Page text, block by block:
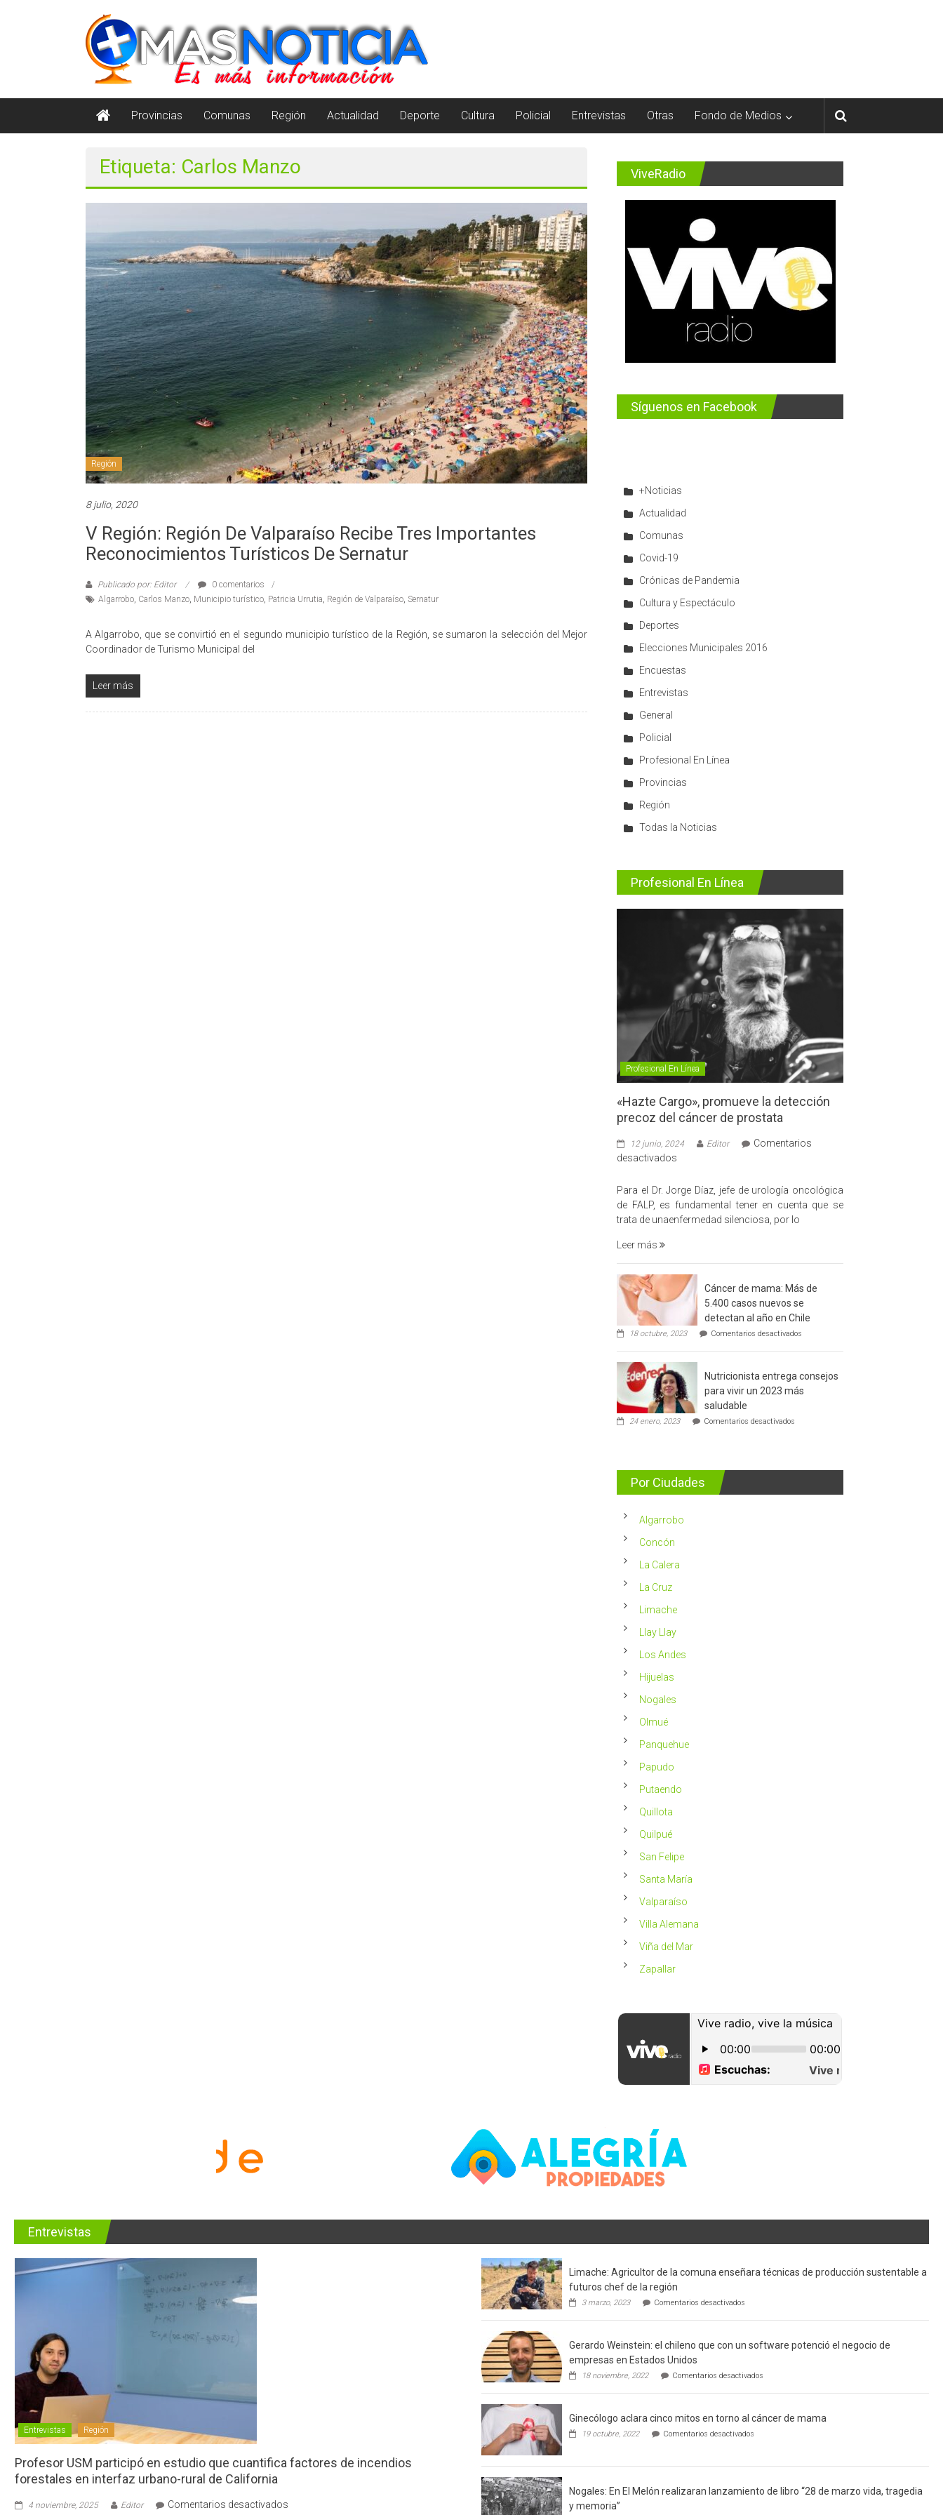
masnoticia.cl
Es
Más
Provincias
Comunas Región Actualidad Deporte Cultura Policial Entrevistas Otras Fondo de Medios
Etiqueta: Carlos Manzo
Región
8 julio, 2020
V Región: Región De Valparaíso Recibe Tres Importantes
Reconocimientos Turísticos De Sernatur
Publicado por: Editor
0 comentarios
Algarrobo, Carlos Manzo, Municipio turístico, Patricia Urrutia, Región de Valparaíso, Sernatur
A Algarrobo, que se convirtió en el segundo municipio turístico de la Región, se sumaron la selección del Mejor
Coordinador de Turismo Municipal del
Leer más
ViveRadio
Síguenos en Facebook
+Noticias
Actualidad
Comunas
Covid-19
Crónicas de Pandemia
Cultura y Espectáculo
Deportes
Elecciones Municipales 2016
Encuestas
Entrevistas
General
Policial
Profesional En Línea
Provincias
Región
Todas la Noticias
Profesional En Línea
Profesional En Línea
«Hazte Cargo», promueve la detección
precoz del cáncer de prostata
12 junio, 2024 Editor
Comentarios
desactivados
Cargo»,
promueve
la
del
cáncer
de
prostata
Para el Dr. Jorge Díaz, jefe de urología oncológica
de FALP, es fundamental tener en cuenta que se
trata de unaenfermedad silenciosa, por lo
Leer más
Cáncer de mama: Más de
5.400 casos nuevos se
detectan al año en Chile
18 octubre, 2023 Comentarios desactivados
de
Más
Nutricionista entrega consejos
para vivir un 2023 más
saludable
24 enero, 2023 Comentarios desactivados
2023
Por Ciudades
Algarrobo
Concón
La Calera
La Cruz
Limache
Llay Llay
Los Andes
Hijuelas
Nogales
Olmué
Panquehue
Papudo
Putaendo
Quillota
Quilpué
San Felipe
Santa María
Valparaíso
Villa Alemana
Viña del Mar
Zapallar
Entrevistas
Entrevistas Región
Profesor USM participó en estudio que cuantifica factores de incendios
forestales en interfaz urbano-rural de California
4 noviembre, 2025 Editor Comentarios desactivadosen
Limache: Agricultor de la comuna enseñara técnicas de producción sustentable a
futuros chef de la región
3 marzo, 2023 Comentarios desactivadosen
Agricultor
la
técnicas
a
futuros
la
Gerardo Weinstein: el chileno que con un software potenció el negocio de
empresas en Estados Unidos
18 noviembre, 2022 Comentarios desactivadosen
Weinstein:
chileno
negocio
Ginecólogo aclara cinco mitos en torno al cáncer de mama
19 octubre, 2022 Comentarios desactivadosen
cinco
en
Nogales: En El Melón realizaran lanzamiento de libro “28 de marzo vida, tragedia
y memoria”